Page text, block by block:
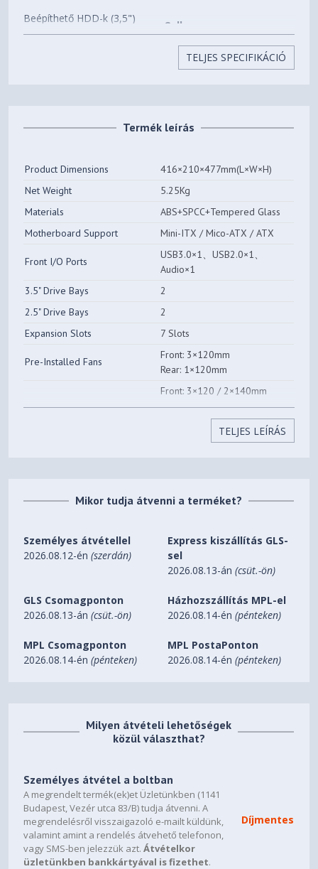
Beépíthető HDD-k (3,5")
száma
2 db
2 db
Beépíthető
ventilátorok(12CM) száma
Processzorhűtő maximális
magassága
Videokártya maximális
370 mm
TELJES SPECIFIKÁCIÓ
Termék leírás
Product Dimensions
416×210×477mm(L×W×H)
Net Weight
5.25Kg
Materials
ABS+SPCC+Tempered Glass
Motherboard Support
Mini-ITX / Mico-ATX / ATX
Front I/O Ports
USB3.0×1、USB2.0×1、
Audio×1
3.5" Drive Bays
2
2.5" Drive Bays
2
Expansion Slots
7 Slots
Pre-Installed Fans
Front: 3×120mm
Rear: 1×120mm
Fan Support
Front: 3×120 / 2×140mm
Top: 2×120 / 2×140mm
Rear: 1×120mm
CPU Cooler Height Limit
163mm
Power Supply Type
ATX PS2（maximum length:
170mm）
R-CC560-BKGAA4-G-1
TELJES LEÍRÁS
Mikor tudja átvenni a terméket?
Személyes átvétellel
2026.08.12-én(szerdán)
Express kiszállítás GLS-
sel
2026.08.13-án(csüt.-ön)
GLS Csomagponton
2026.08.13-án(csüt.-ön)
Házhozszállítás MPL-el
2026.08.14-én(pénteken)
MPL Csomagponton
2026.08.14-én(pénteken)
MPL PostaPonton
2026.08.14-én(pénteken)
Milyen átvételi lehetőségek
közül választhat?
Személyes átvétel a boltban
A megrendelt termék(ek)et Üzletünkben (1141
Budapest, Vezér utca 83/B) tudja átvenni. A
megrendelésről visszaigazoló e-mailt küldünk,
valamint amint a rendelés átvehető telefonon,
vagy SMS-ben jelezzük azt.Átvételkor
üzletünkben bankkártyával is fizethet.
Díjmentes